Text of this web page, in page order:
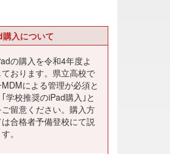
入について
の購入を令和4年度よ
ております。県立高校で
による管理が必須と
学校推奨のiPad購入｣と
留意ください。購入方
合格者予備登校にて説
。